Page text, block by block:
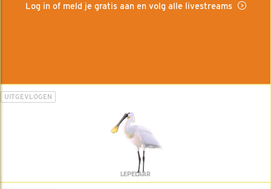
Log in of meld je gratis aan en volg alle livestreams
UITGEVLOGEN
LEPELAAR